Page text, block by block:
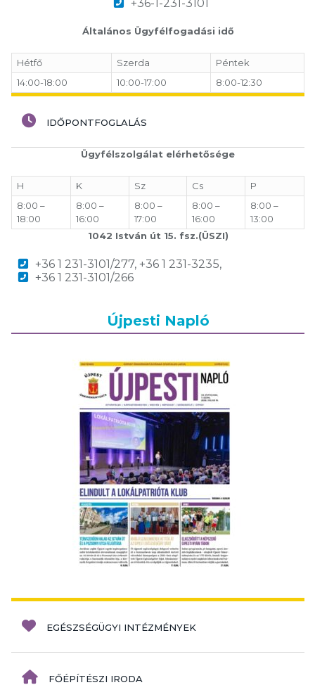
+36-1-231-3101
Általános Ügyfélfogadási idő
Hétfő Szerda
Péntek
14:00-18:00
10:00-17:00 8:00-12:30
IDŐPONTFOGLALÁS
Ügyfélszolgálat elérhetősége
H K Sz Cs
P
8:00 –
18:00
8:00 –
16:00
8:00 –
17:00
8:00 –
16:00
8:00 –
13:00
1042 István út 15. fsz.(ÜSZI)
+36 1 231-3101/277, +36 1 231-3235,
+36 1 231-3101/266
Újpesti Napló
EGÉSZSÉGÜGYI INTÉZMÉNYEK
FŐÉPÍTÉSZI IRODA